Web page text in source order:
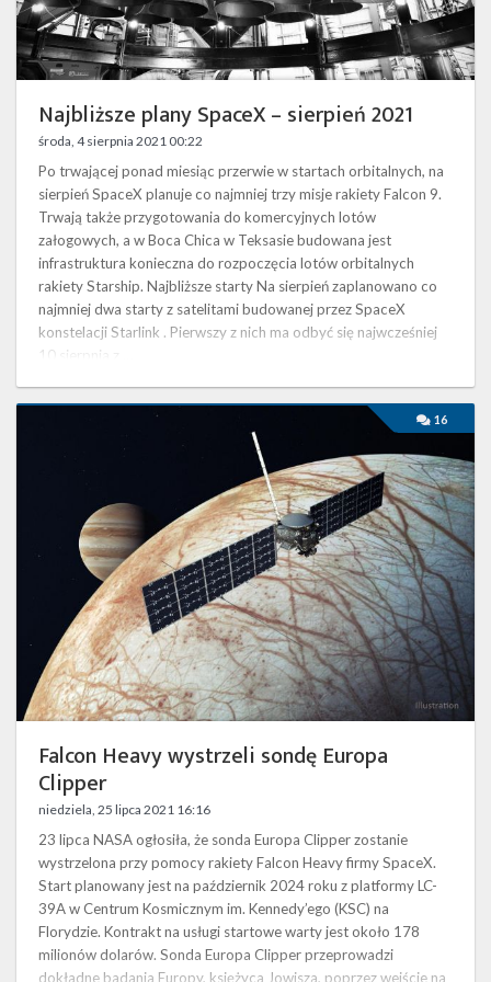
Kalendarze
Najbliższe plany SpaceX – sierpień 2021
środa, 4 sierpnia 2021 00:22
Po trwającej ponad miesiąc przerwie w startach orbitalnych, na
sierpień SpaceX planuje co najmniej trzy misje rakiety Falcon 9.
Trwają także przygotowania do komercyjnych lotów
załogowych, a w Boca Chica w Teksasie budowana jest
infrastruktura konieczna do rozpoczęcia lotów orbitalnych
rakiety Starship. Najbliższe starty Na sierpień zaplanowano co
najmniej dwa starty z satelitami budowanej przez SpaceX
konstelacji Starlink . Pierwszy z nich ma odbyć się najwcześniej
10 sierpnia z …
16
Falcon Heavy wystrzeli sondę Europa
Clipper
niedziela, 25 lipca 2021 16:16
23 lipca NASA ogłosiła, że sonda Europa Clipper zostanie
wystrzelona przy pomocy rakiety Falcon Heavy firmy SpaceX.
Start planowany jest na październik 2024 roku z platformy LC-
39A w Centrum Kosmicznym im. Kennedy’ego (KSC) na
Florydzie. Kontrakt na usługi startowe warty jest około 178
milionów dolarów. Sonda Europa Clipper przeprowadzi
dokładne badania Europy, księżyca Jowisza, poprzez wejście na